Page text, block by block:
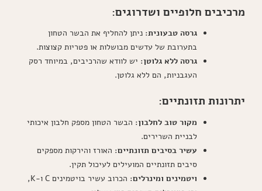
מרכיבים חלופיים ושדרוגים:
גרסה טבעונית: ניתן להחליף את הבשר הטחון
בתערובת של עדשים מבושלות או פטריות קצוצות.
גרסה ללא גלוטן: יש לוודא שהרכיבים, במיוחד רסק
העגבניות, הם ללא גלוטן.
יתרונות תזונתיים:
מקור טוב לחלבון: הבשר הטחון מספק חלבון איכותי
לבניית השרירים.
עשיר בסיבים תזונתיים: האורז והירקות מספקים
סיבים תזונתיים המועילים לעיכול תקין.
ויטמינים ומינרלים
: הכרוב עשיר בויטמינים C ו-K,